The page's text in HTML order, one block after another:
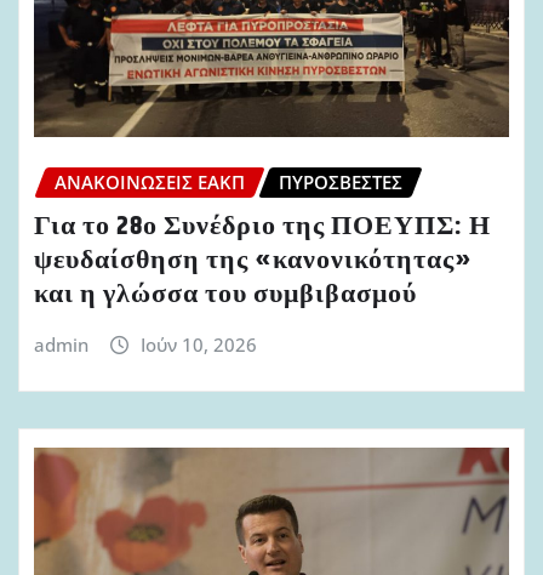
ΑΝΑΚΟΙΝΏΣΕΙΣ ΕΑΚΠ ΠΥΡΟΣΒΈΣΤΕΣ
Για το 28ο Συνέδριο της ΠΟΕΥΠΣ: Η
ψευδαίσθηση της «κανονικότητας»
και η γλώσσα του συμβιβασμού
admin Ιούν 10, 2026